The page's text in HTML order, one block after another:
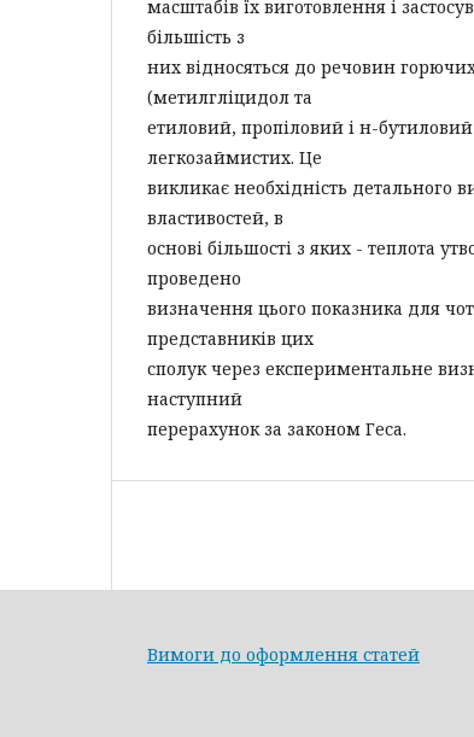
масштабів їх виготовлення і
більшість з
них відносяться до речовин
(метилгліцидол та
етиловий, пропіловий і н-
легкозаймистих. Це
викликає необхідність детального
властивостей, в
основі більшості з яких - теплота
проведено
визначення цього показника для
представників цих
сполук через експериментальне
наступний
перерахунок за законом Геса.
Вимоги до оформлення статей